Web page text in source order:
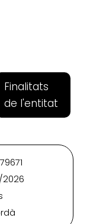
Finalitats
de l'entitat